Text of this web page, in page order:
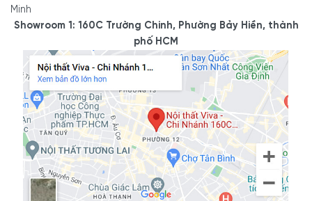
Minh
Showroom 1: 160C Trường Chinh, Phường Bảy Hiền, thành
phố HCM